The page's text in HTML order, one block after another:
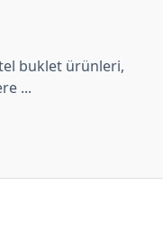
buklet ürünleri,
...